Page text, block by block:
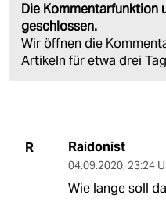
Die Kommentarfunktion
geschlossen.
Wir öffnen die
Artikeln für etwa drei
R Raidonist
04.09.2020, 23:24
Wie lange soll